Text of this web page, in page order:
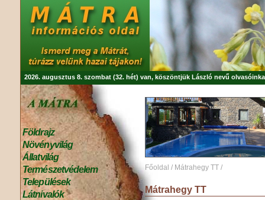
2026. augusztus 8. szombat (32. hét) van, köszöntjük László nevű
Földrajz
Növényvilág
Állatvilág
Természetvédelem
Települések
Látnivalók
Főoldal / Mátrahegy TT /
Mátrahegy TT